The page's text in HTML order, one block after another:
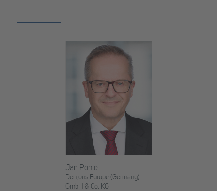
Jan Pohle
Dentons Europe (Germany)
GmbH & Co. KG